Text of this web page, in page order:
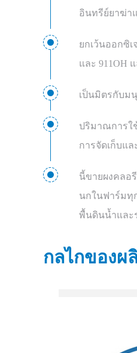
อินทรีย์ยาฆ่า
ยกเว้นออกซิ
และ 911OH
เป็นมิตรกับม
ปริมาณการใ
การจัดเก็บแล
นี้ขายผงคลอ
นกในฟาร์มทุ
พื้นดินน้ำและ
กลไกของ